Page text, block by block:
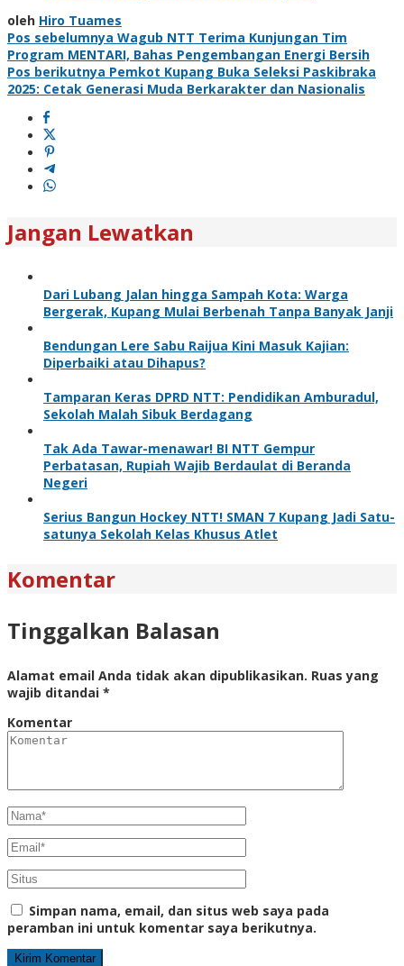
oleh Hiro Tuames
Navigasi
pos
Pos sebelumnya Wagub NTT Terima Kunjungan Tim
Program MENTARI, Bahas Pengembangan Energi Bersih
Pos berikutnya Pemkot Kupang Buka Seleksi Paskibraka
2025: Cetak Generasi Muda Berkarakter dan Nasionalis
Jangan Lewatkan
Dari Lubang Jalan hingga Sampah Kota: Warga
Bergerak, Kupang Mulai Berbenah Tanpa Banyak Janji
Bendungan Lere Sabu Raijua Kini Masuk Kajian:
Diperbaiki atau Dihapus?
Tamparan Keras DPRD NTT: Pendidikan Amburadul,
Sekolah Malah Sibuk Berdagang
Tak Ada Tawar-menawar! BI NTT Gempur
Perbatasan, Rupiah Wajib Berdaulat di Beranda
Negeri
Serius Bangun Hockey NTT! SMAN 7 Kupang Jadi Satu-
satunya Sekolah Kelas Khusus Atlet
Komentar
Tinggalkan Balasan
Alamat email Anda tidak akan dipublikasikan. Ruas yang
wajib ditandai *
Komentar
Simpan nama, email, dan situs web saya pada
peramban ini untuk komentar saya berikutnya.